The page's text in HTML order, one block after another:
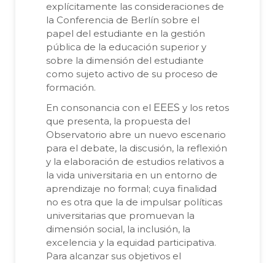
explícitamente las consideraciones de
la Conferencia de Berlín sobre el
papel del estudiante en la gestión
pública de la educación superior y
sobre la dimensión del estudiante
como sujeto activo de su proceso de
formación.
En consonancia con el EEES y los retos
que presenta, la propuesta del
Observatorio abre un nuevo escenario
para el debate, la discusión, la reflexión
y la elaboración de estudios relativos a
la vida universitaria en un entorno de
aprendizaje no formal; cuya finalidad
no es otra que la de impulsar políticas
universitarias que promuevan la
dimensión social, la inclusión, la
excelencia y la equidad participativa.
Para alcanzar sus objetivos el